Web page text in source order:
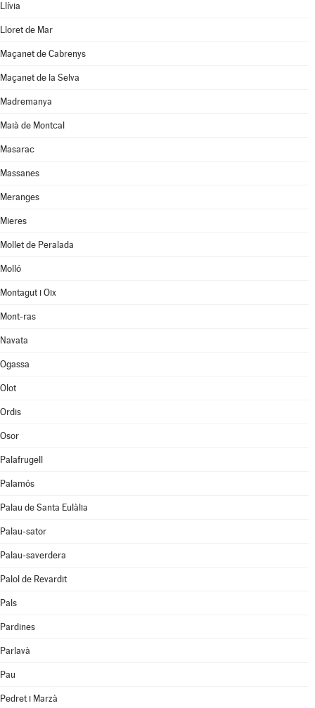
Llívia
Lloret de Mar
Maçanet de Cabrenys
Maçanet de la Selva
Madremanya
Maià de Montcal
Masarac
Massanes
Meranges
Mieres
Mollet de Peralada
Molló
Montagut i Oix
Mont-ras
Navata
Ogassa
Olot
Ordis
Osor
Palafrugell
Palamós
Palau de Santa Eulàlia
Palau-sator
Palau-saverdera
Palol de Revardit
Pals
Pardines
Parlavà
Pau
Pedret i Marzà